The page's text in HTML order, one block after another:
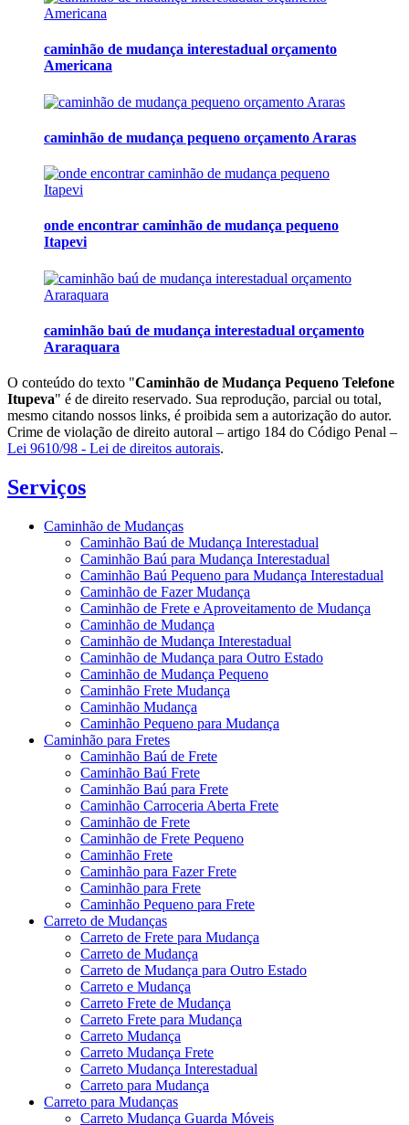
caminhão de mudança interestadual orçamento
Americana
caminhão de mudança pequeno orçamento Araras
onde encontrar caminhão de mudança pequeno
Itapevi
caminhão baú de mudança interestadual orçamento
Araraquara
O conteúdo do texto "Caminhão de Mudança Pequeno Telefone
Itupeva" é de direito reservado. Sua reprodução, parcial ou total,
mesmo citando nossos links, é proibida sem a autorização do autor.
Crime de violação de direito autoral – artigo 184 do Código Penal –
Lei 9610/98 - Lei de direitos autorais.
Serviços
Caminhão de Mudanças
Caminhão Baú de Mudança Interestadual
Caminhão Baú para Mudança Interestadual
Caminhão Baú Pequeno para Mudança Interestadual
Caminhão de Fazer Mudança
Caminhão de Frete e Aproveitamento de Mudança
Caminhão de Mudança
Caminhão de Mudança Interestadual
Caminhão de Mudança para Outro Estado
Caminhão de Mudança Pequeno
Caminhão Frete Mudança
Caminhão Mudança
Caminhão Pequeno para Mudança
Caminhão para Fretes
Caminhão Baú de Frete
Caminhão Baú Frete
Caminhão Baú para Frete
Caminhão Carroceria Aberta Frete
Caminhão de Frete
Caminhão de Frete Pequeno
Caminhão Frete
Caminhão para Fazer Frete
Caminhão para Frete
Caminhão Pequeno para Frete
Carreto de Mudanças
Carreto de Frete para Mudança
Carreto de Mudança
Carreto de Mudança para Outro Estado
Carreto e Mudança
Carreto Frete de Mudança
Carreto Frete para Mudança
Carreto Mudança
Carreto Mudança Frete
Carreto Mudança Interestadual
Carreto para Mudança
Carreto para Mudanças
Carreto Mudança Guarda Móveis